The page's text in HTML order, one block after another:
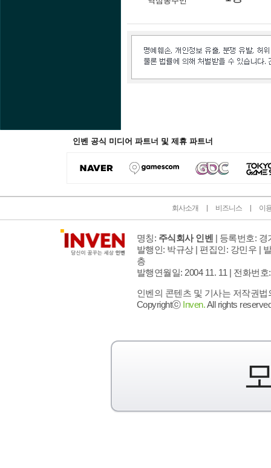
인벤 공식 미디어 파트너 및 제휴 파트너
회사소개 비즈니스 이
명칭: 주식회사 인벤 | 등록번호: 경
발행인: 박규상 | 편집인: 강민우 |
층
발행연월일: 2004 11. 11 | 전화번호
인벤의 콘텐츠 및 기사는 저작권
Copyrightⓒ Inven.All rights